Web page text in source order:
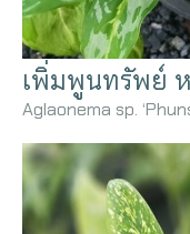
เพิ่มพูนทรัพย์
Aglaonema sp.